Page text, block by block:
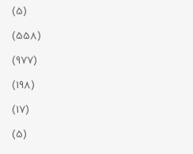
(5)
(558)
(977)
(198)
(17)
(5)